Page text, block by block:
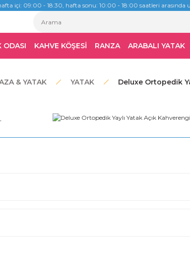
içi: 09:00 - 18:30, hafta sonu: 10:00 - 18:00 saatleri arasında
ODASI KAHVE KÖŞESİ RANZA ARABALI YATAK
& YATAK YATAK Deluxe Ortopedik